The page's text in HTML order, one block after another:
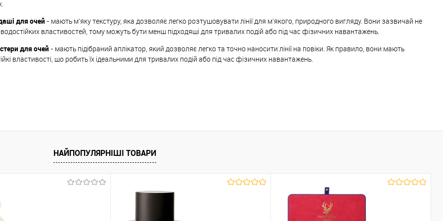
для очей- мають м'яку текстуру, яка дозволяє легко розтушовувати лінії для м'якого, природного вигляду. Вони зазвичай не
властивостей, тому можуть бути менш підходящі для тривалих подій або під час фізичних навантажень.
для очей- мають підібраний аплікатор, який дозволяє легко та точно наносити лінії на повіки. Як правило, вони мають
властивості, що робить їх ідеальними для тривалих подій або під час фізичних навантажень.
НАЙПОПУЛЯРНІШІ ТОВАРИ